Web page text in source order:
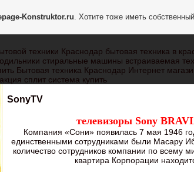
техники Краснодар бытовая техника в
стиральные машины встраиваемая
Бытовая техника Краснодар Интернет
сплит система купить
SonyTV
телевизоры Sony
Компания «Сони» появилась 7 мая 1946
единственными сотрудниками были Масару
количество сотрудников компании по всему
квартира Корпорации
Konstruktor.ru. Хотите тоже иметь